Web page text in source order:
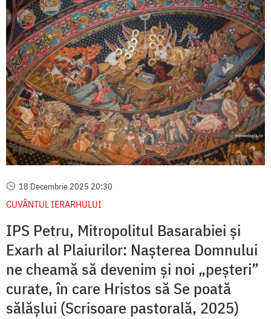
18 Decembrie 2025 20:30
CUVÂNTUL IERARHULUI
IPS Petru, Mitropolitul Basarabiei și
Exarh al Plaiurilor: Naşterea Domnului
ne cheamă să devenim şi noi „peşteri”
curate, în care Hristos să Se poată
sălăşlui (Scrisoare pastorală, 2025)